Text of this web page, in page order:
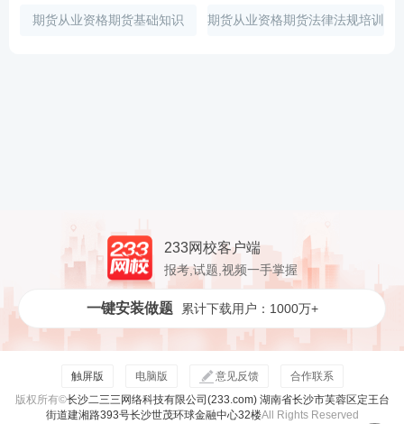
指导 笔记
期货从业资格期货基础知识 期货从业资格期货法律法规培训
233网校客户端
报考,试题,视频一手掌握
一键安装做题 累计下载用户：1000万+
触屏版 电脑版 意见反馈
合作联系
版权所有©长沙二三三网络科技有限公司(233.com) 湖南省长沙市芙蓉区定王台
街道建湘路393号长沙世茂环球金融中心32楼All Rights Reserved